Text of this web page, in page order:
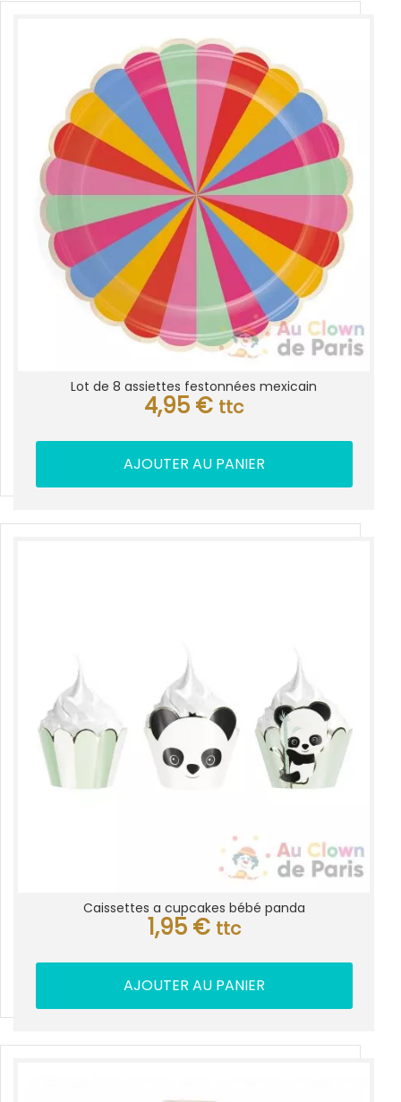
Lot de 8 assiettes festonnées mexicain
4,95 € ttc
AJOUTER AU PANIER
Caissettes a cupcakes bébé panda
1,95 € ttc
AJOUTER AU PANIER